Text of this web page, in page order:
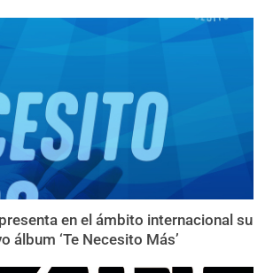
en el ámbito internacional su
álbum ‘Te Necesito Más’